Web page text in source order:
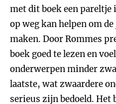
met dit boek een pareltje
op weg kan helpen om
maken. Door Rommes
boek goed te lezen en
onderwerpen minder
laatste, wat zwaardere
serieus zijn bedoeld. Het